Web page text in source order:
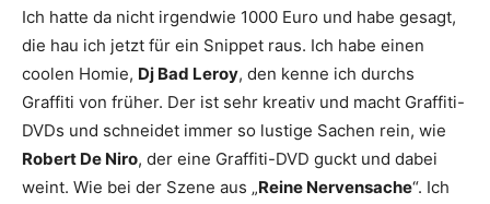
Ich hatte da nicht irgendwie 1000 Euro und habe gesagt,
die hau ich jetzt für ein Snippet raus. Ich habe einen
coolen Homie, Dj Bad Leroy, den kenne ich durchs
Graffiti von früher. Der ist sehr kreativ und macht Graffiti-
DVDs und schneidet immer so lustige Sachen rein, wie
Robert De Niro, der eine Graffiti-DVD guckt und dabei
weint. Wie bei der Szene aus „Reine Nervensache“. Ich